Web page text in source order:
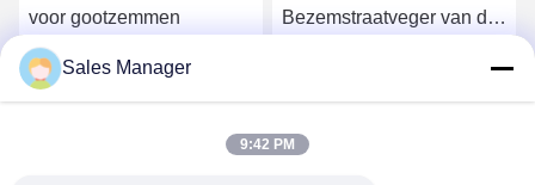
voor gootzemmen
Krijg Beste Prijs
Bezemstraatveger van de
Sales Manager
9:42 PM